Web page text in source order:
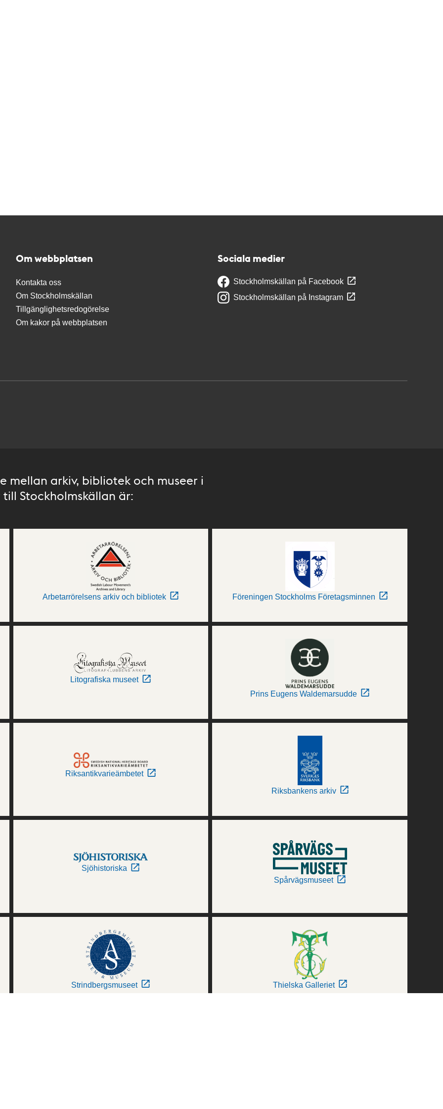
Om webbplatsen
Kontakta oss
Om Stockholmskällan
Tillgänglighetsredogörelse
Om kakor på webbplatsen
Sociala medier
Stockholmskällan på Facebook
Stockholmskällan på Instagram
mellan arkiv, bibliotek och museer i
Stockholmskällan är:
Arbetarrörelsens arkiv och bibliotek Föreningen Stockholms Företagsminnen
Litografiska museet
Prins Eugens Waldemarsudde
Riksantikvarieämbetet
Riksbankens arkiv
Sjöhistoriska
Spårvägsmuseet
Strindbergsmuseet Thielska Galleriet